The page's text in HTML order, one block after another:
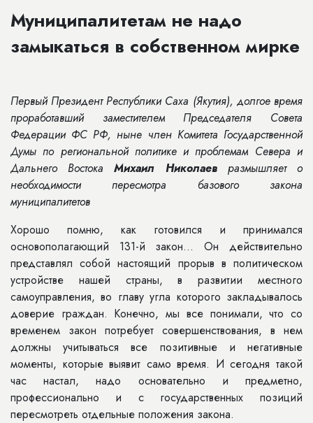
Муниципалитетам не надо
замыкаться в собственном мирке
Первый Президент Республики Саха (Якутия), долгое время
проработавший заместителем Председателя Совета
Федерации ФС РФ, ныне член Комитета Государственной
Думы по региональной политике и проблемам Севера и
Дальнего ВостокаМихаил Николаевразмышляет о
необходимости пересмотра базового закона
муниципалитетов
Хорошо помню, как готовился и принимался
основополагаю­щий 131-й закон... Он действи­тельно
представлял собой настоящий прорыв в политическом
устройстве нашей страны, в развитии местного
самоуправления, во главу угла кото­рого закладывалось
доверие граждан. Конечно, мы все понимали, что со
вре­менем закон потребует совершенство­вания, в нем
должны учитываться все позитивные и негативные
моменты, которые выявит само время. И сегодня такой
час настал, надо основательно и предметно,
профессионально и с го­сударственных позиций
пересмотреть отдельные положения закона.